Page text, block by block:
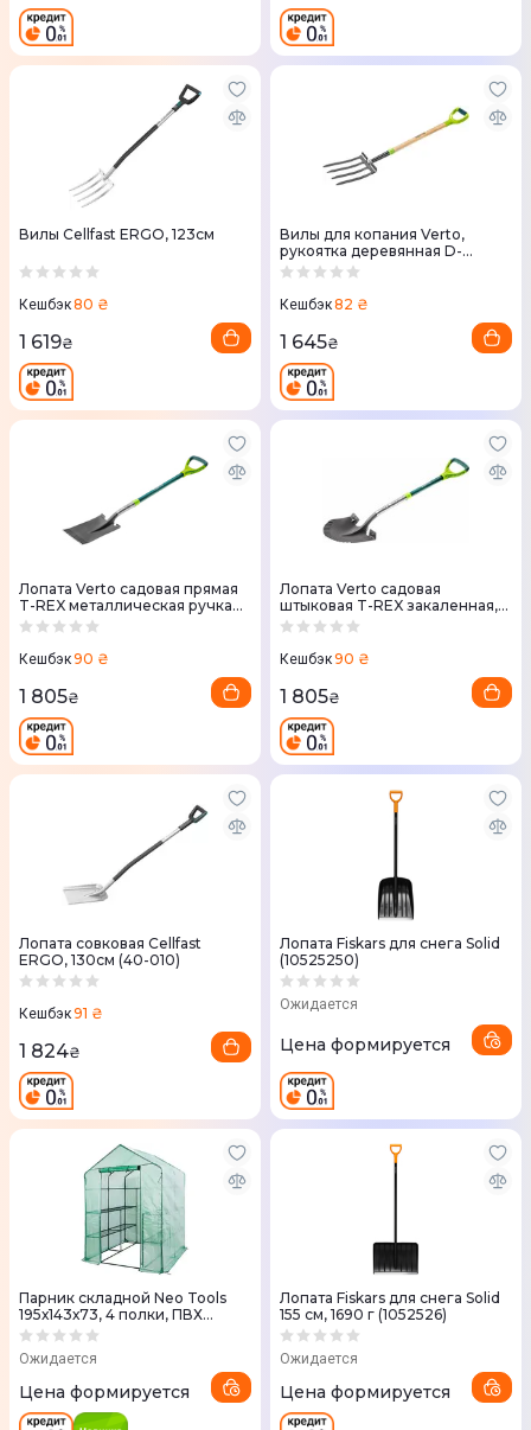
Вилы Cellfast ERGO, 123см
Кешбэк80 ₴
1 619₴
Вилы для копания Verto,
рукоятка деревянная D-
образная, 127см, 2.42кг
Кешбэк82 ₴
1 645₴
Лопата Verto садовая прямая
T-REX металлическая ручка
(15G004)
Кешбэк90 ₴
1 805₴
Лопата Verto садовая
штыковая T-REX закаленная,
ручка из стекловолокна
Кешбэк90 ₴
1 805₴
Лопата совковая Cellfast
ERGO, 130см (40-010)
Кешбэк91 ₴
1 824₴
Лопата Fiskars для снега Solid
(10525250)
Ожидается
Цена формируется
Парник складной Neo Tools
195х143х73, 4 полки, ПВХ
пленка, зеленый
Ожидается
Цена формируется
Лопата Fiskars для снега Solid
155 см, 1690 г (1052526)
Ожидается
Цена формируется